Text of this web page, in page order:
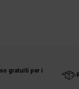
gratuiti per i